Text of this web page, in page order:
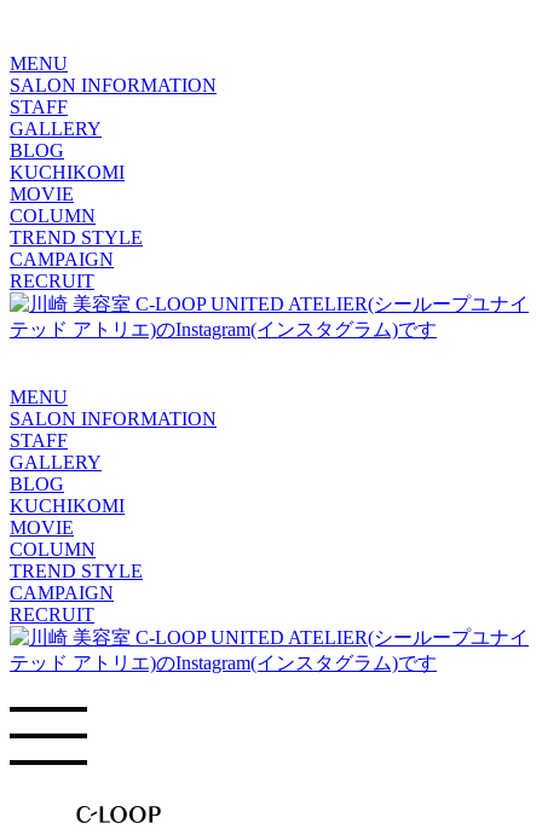
MENU
SALON INFORMATION
STAFF
GALLERY
BLOG
KUCHIKOMI
MOVIE
COLUMN
TREND STYLE
CAMPAIGN
RECRUIT
MENU
SALON INFORMATION
STAFF
GALLERY
BLOG
KUCHIKOMI
MOVIE
COLUMN
TREND STYLE
CAMPAIGN
RECRUIT